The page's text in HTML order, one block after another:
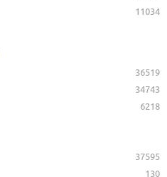
11034
36519
34743
6218
37595
130